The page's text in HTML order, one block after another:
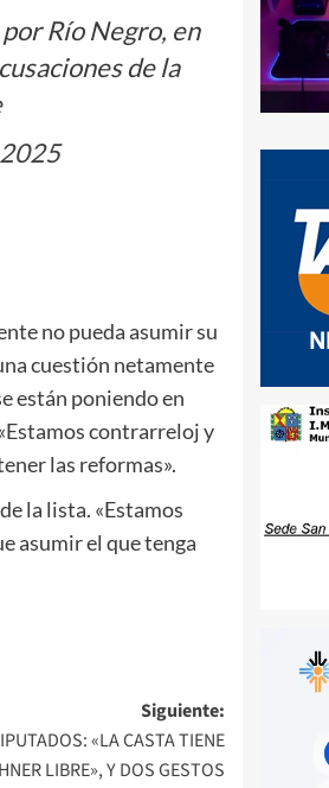
Río Negro, en
de la
no pueda asumir su
cuestión netamente
están poniendo en
contrarreloj y
las reformas».
la lista. «Estamos
asumir el que tenga
Siguiente:
«LA CASTA TIENE
LIBRE», Y DOS GESTOS